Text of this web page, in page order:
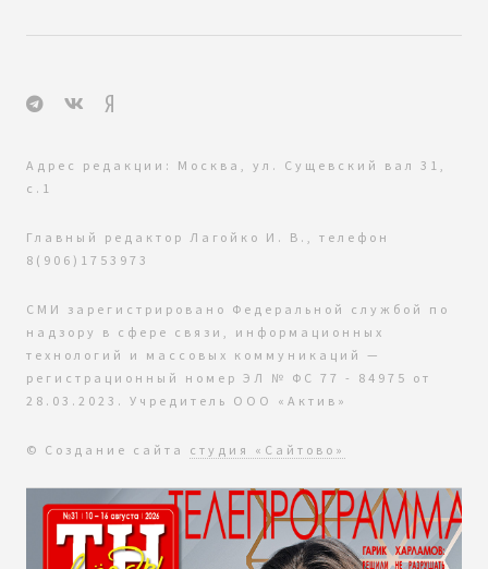
Адрес редакции: Москва, ул. Сущевский вал 31,
с.1
Главный редактор Лагойко И. В., телефон
8(906)1753973
СМИ зарегистрировано Федеральной службой по
надзору в сфере связи, информационных
технологий и массовых коммуникаций —
регистрационный номер ЭЛ № ФС 77 - 84975 от
28.03.2023. Учредитель ООО «Актив»
© Создание сайта студия «Сайтово»